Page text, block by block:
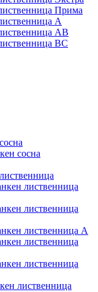
Прима
А
АB
BC
сосна
лиственница
лиственница
лиственница А
лиственница
лиственница
лиственница